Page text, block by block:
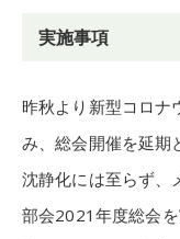
実施事項
昨秋より新型コロナ
み、総会開催を延期
沈静化には至らず、
部会2021年度総会